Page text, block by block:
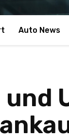
Auto News